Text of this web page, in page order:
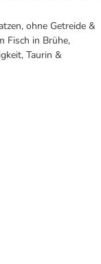
ohne Getreide &
Fisch in Brühe,
Taurin &